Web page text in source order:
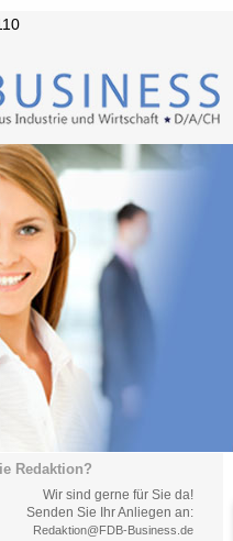
Redaktion?
Wir sind gerne für Sie da!
Senden Sie Ihr Anliegen an:
Redaktion@FDB-Business.de